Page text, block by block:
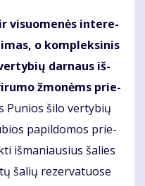
vi­suo­me­nės in­te­re­
o kom­plek­si­nis
dar­naus iš­
žmo­nėms prie­
Pu­nios ši­lo ver­ty­bių
pa­pil­do­mos prie­
iš­ma­niau­sius ša­lies
ša­lių re­zer­va­tuo­se